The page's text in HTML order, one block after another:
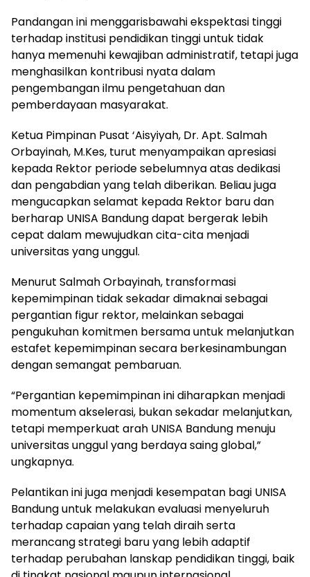
Pandangan ini menggarisbawahi ekspektasi tinggi
terhadap institusi pendidikan tinggi untuk tidak
hanya memenuhi kewajiban administratif, tetapi juga
menghasilkan kontribusi nyata dalam
pengembangan ilmu pengetahuan dan
pemberdayaan masyarakat.
Ketua Pimpinan Pusat ‘Aisyiyah, Dr. Apt. Salmah
Orbayinah, M.Kes, turut menyampaikan apresiasi
kepada Rektor periode sebelumnya atas dedikasi
dan pengabdian yang telah diberikan. Beliau juga
mengucapkan selamat kepada Rektor baru dan
berharap UNISA Bandung dapat bergerak lebih
cepat dalam mewujudkan cita-cita menjadi
universitas yang unggul.
Menurut Salmah Orbayinah, transformasi
kepemimpinan tidak sekadar dimaknai sebagai
pergantian figur rektor, melainkan sebagai
pengukuhan komitmen bersama untuk melanjutkan
estafet kepemimpinan secara berkesinambungan
dengan semangat pembaruan.
“Pergantian kepemimpinan ini diharapkan menjadi
momentum akselerasi, bukan sekadar melanjutkan,
tetapi memperkuat arah UNISA Bandung menuju
universitas unggul yang berdaya saing global,”
ungkapnya.
Pelantikan ini juga menjadi kesempatan bagi UNISA
Bandung untuk melakukan evaluasi menyeluruh
terhadap capaian yang telah diraih serta
merancang strategi baru yang lebih adaptif
terhadap perubahan lanskap pendidikan tinggi, baik